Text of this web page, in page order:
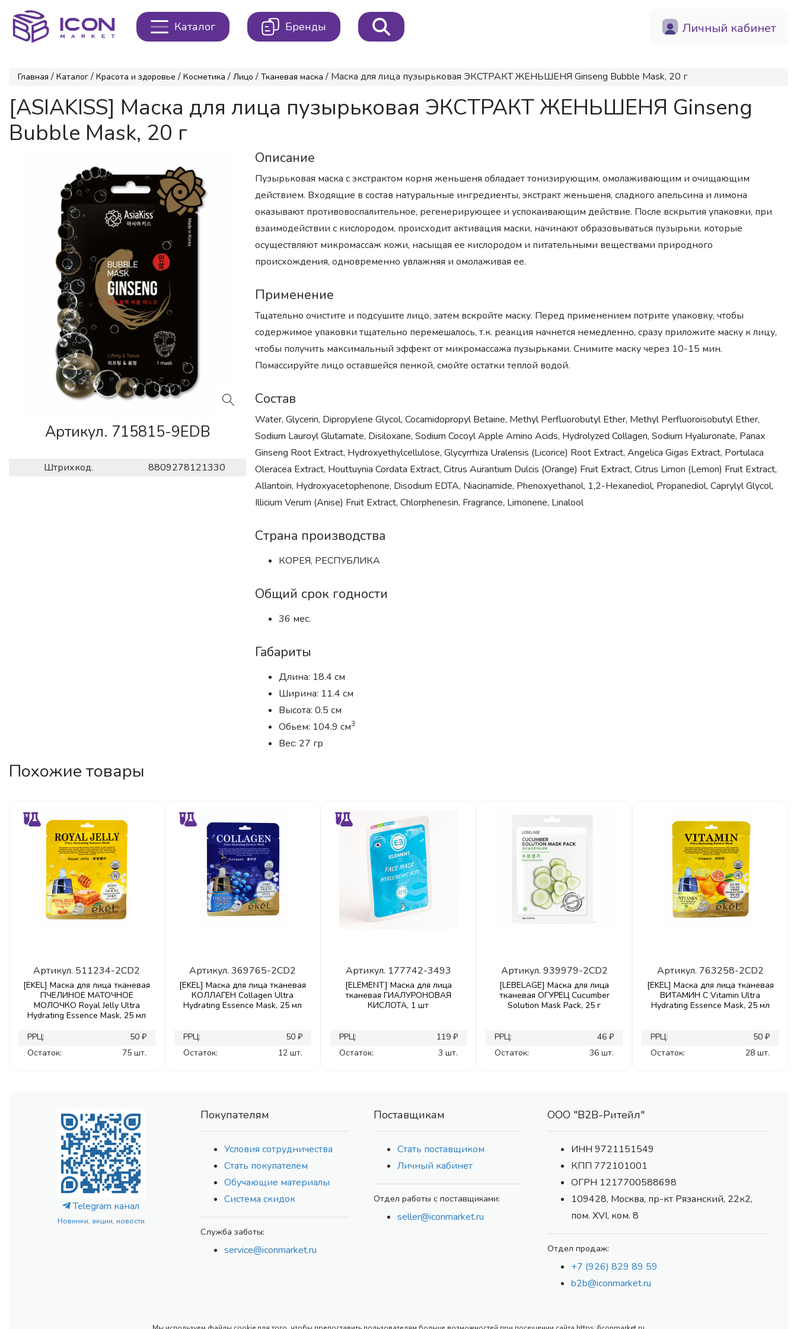
Каталог Бренды Личный кабинет
Главная / Каталог / Красота и здоровье / Косметика / Лицо / Тканевая маска / Маска для лица пузырьковая ЭКСТРАКТ ЖЕНЬШЕНЯ Ginseng Bubble Mask, 20 г
[ASIAKISS] Маска для лица пузырьковая ЭКСТРАКТ ЖЕНЬШЕНЯ Ginseng
Bubble Mask, 20 г
Артикул. 715815-9EDB
Штрихкод. 8809278121330
Описание
Пузырьковая маска с экстрактом корня женьшеня обладает тонизирующим, омолаживающим и очищающим
действием. Входящие в состав натуральные ингредиенты, экстракт женьшеня, сладкого апельсина и лимона
оказывают противовоспалительное, регенерирующее и успокаивающим действие. После вскрытия упаковки, при
взаимодействии с кислородом, происходит активация маски, начинают образовываться пузырьки, которые
осуществляют микромассаж кожи, насыщая ее кислородом и питательными веществами природного
происхождения, одновременно увлажняя и омолаживая ее.
Применение
Тщательно очистите и подсушите лицо, затем вскройте маску. Перед применением потрите упаковку, чтобы
содержимое упаковки тщательно перемешалось, т.к. реакция начнется немедленно, сразу приложите маску к лицу,
чтобы получить максимальный эффект от микромассажа пузырьками. Снимите маску через 10-15 мин.
Помассируйте лицо оставшейся пенкой, смойте остатки теплой водой.
Состав
Water, Glycerin, Dipropylene Glycol, Cocamidopropyl Betaine, Methyl Perfluorobutyl Ether, Methyl Perfluoroisobutyl Ether,
Sodium Lauroyl Glutamate, Disiloxane, Sodium Cocoyl Apple Amino Acids, Hydrolyzed Collagen, Sodium Hyaluronate, Panax
Ginseng Root Extract, Hydroxyethylcellulose, Glycyrrhiza Uralensis (Licorice) Root Extract, Angelica Gigas Extract, Portulaca
Oleracea Extract, Houttuynia Cordata Extract, Citrus Aurantium Dulcis (Orange) Fruit Extract, Citrus Limon (Lemon) Fruit Extract,
Allantoin, Hydroxyacetophenone, Disodium EDTA, Niacinamide, Phenoxyethanol, 1,2-Hexanediol, Propanediol, Caprylyl Glycol,
Illicium Verum (Anise) Fruit Extract, Chlorphenesin, Fragrance, Limonene, Linalool
Страна производства
КОРЕЯ, РЕСПУБЛИКА
Общий срок годности
36 мес.
Габариты
Длина: 18.4 см
Ширина: 11.4 см
Высота: 0.5 см
Обьем: 104.9 см3
Вес: 27 гр
Похожие товары
Артикул. 511234-2CD2
[EKEL] Маска для лица тканевая
ПЧЕЛИНОЕ МАТОЧНОЕ
МОЛОЧКО Royal Jelly Ultra
Hydrating Essence Mask, 25 мл
РРЦ:
50 ₽
Остаток:
75 шт.
Артикул.369765-2CD2
[EKEL] Маска для лица тканевая
КОЛЛАГЕН Collagen Ultra
Hydrating Essence Mask, 25 мл
РРЦ:
50 ₽
Остаток:
12 шт.
Артикул. 177742-3493
[ELEMENT] Маска для лица
тканевая ГИАЛУРОНОВАЯ
КИСЛОТА, 1 шт
РРЦ:
119 ₽
Остаток:
3 шт.
Артикул. 939979-2CD2
[LEBELAGE] Маска для лица
тканевая ОГУРЕЦ Cucumber
Solution Mask Pack, 25 г
РРЦ:
46 ₽
Остаток:
36 шт.
Артикул. 763258-2CD2
[EKEL] Маска для лица тканевая
ВИТАМИН С Vitamin Ultra
Hydrating Essence Mask, 25 мл
РРЦ:
50 ₽
Остаток:
28 шт.
Telegram канал
Новинки, акции, новости
Покупателям
Условия сотрудничества
Стать покупателем
Обучающие материалы
Система скидок
Служба заботы:
service@iconmarket.ru
Поставщикам
Стать поставщиком
Личный кабинет
Отдел работы с поставщиками:
seller@iconmarket.ru
ООО "В2В-Ритейл"
ИНН 9721151549
КПП 772101001
ОГРН 1217700588698
109428, Москва, пр-кт Рязанский, 22к2,
пом. XVI, ком. 8
Отдел продаж:
+7 (926) 829 89 59
b2b@iconmarket.ru